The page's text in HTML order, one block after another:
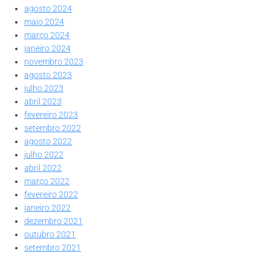
agosto 2024
maio 2024
março 2024
janeiro 2024
novembro 2023
agosto 2023
julho 2023
abril 2023
fevereiro 2023
setembro 2022
agosto 2022
julho 2022
abril 2022
março 2022
fevereiro 2022
janeiro 2022
dezembro 2021
outubro 2021
setembro 2021